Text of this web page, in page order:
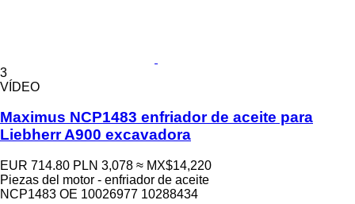
3
VÍDEO
Maximus NCP1483 enfriador de aceite para
Liebherr A900 excavadora
EUR 714.80 PLN 3,078 ≈ MX$14,220
Piezas del motor - enfriador de aceite
NCP1483 OE 10026977 10288434